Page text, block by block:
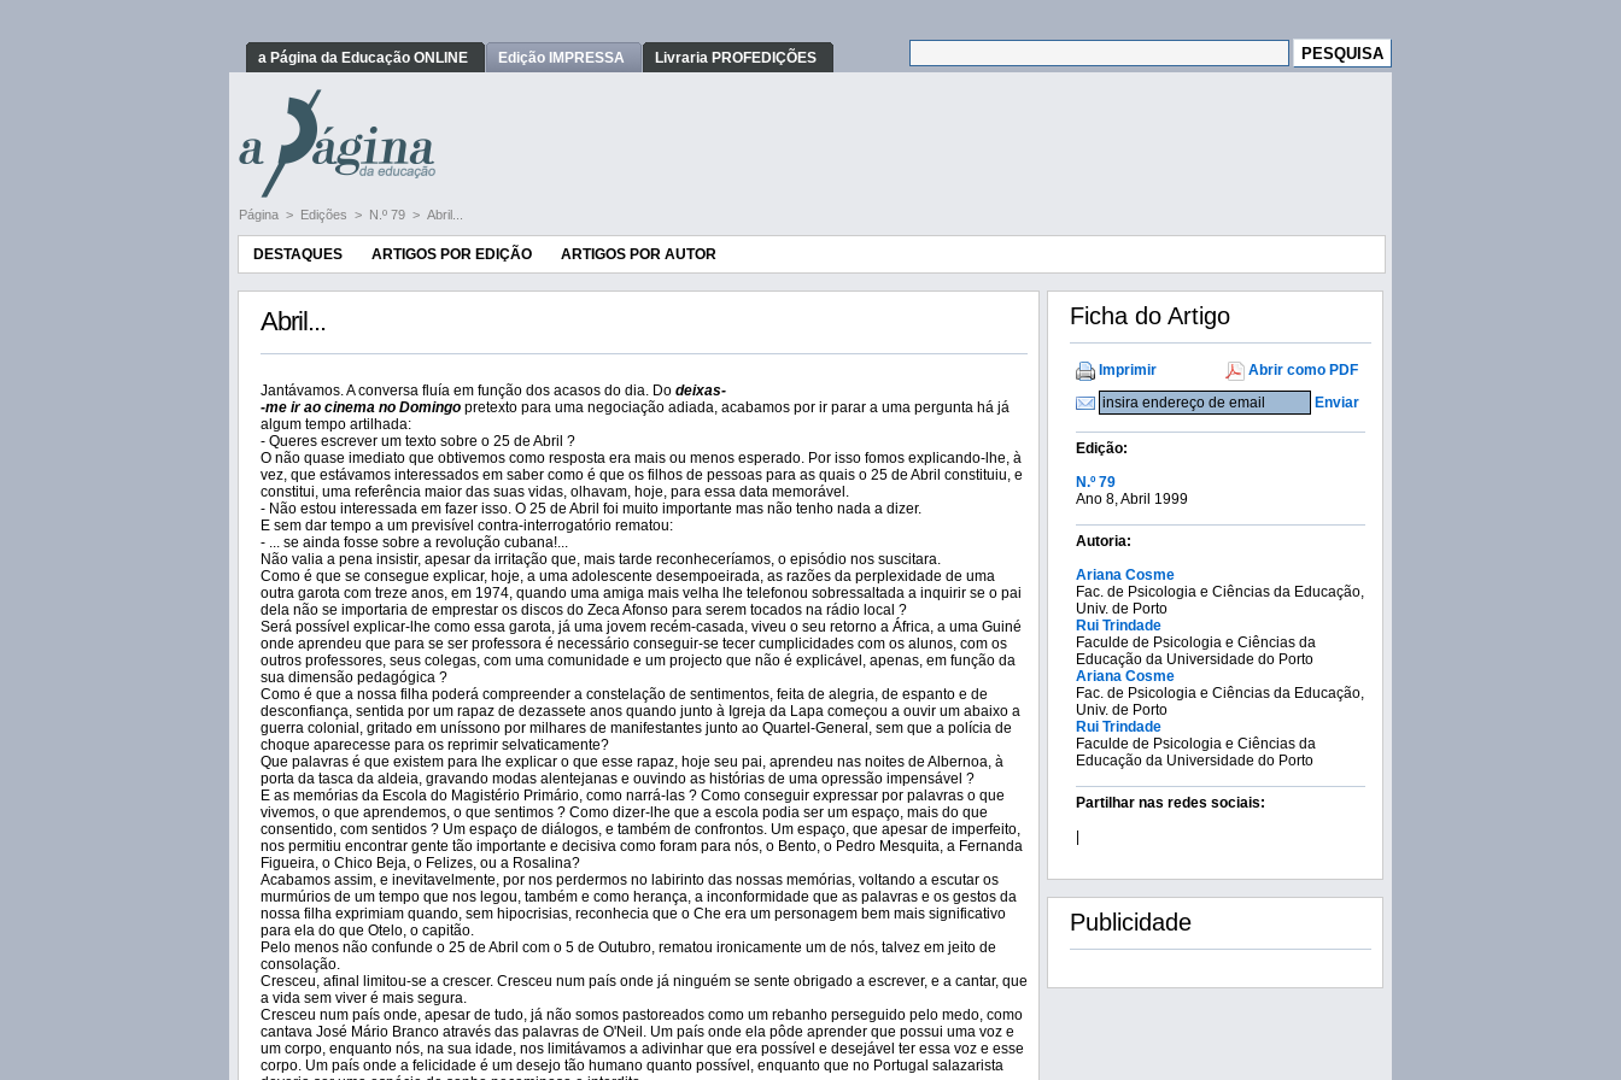
a Página da Educação ONLINE Edição IMPRESSA Livraria PROFEDIÇÕES
Página > Edições > N.º 79 > Abril...
DESTAQUES ARTIGOS POR EDIÇÃO ARTIGOS POR AUTOR
Abril...
Jantávamos. A conversa fluía em função dos acasos do dia. Do deixas-
-me ir ao cinema no Domingo pretexto para uma negociação adiada, acabamos por ir parar a uma pergunta há já
algum tempo artilhada:
- Queres escrever um texto sobre o 25 de Abril ?
O não quase imediato que obtivemos como resposta era mais ou menos esperado. Por isso fomos explicando-lhe, à
vez, que estávamos interessados em saber como é que os filhos de pessoas para as quais o 25 de Abril constituiu, e
constitui, uma referência maior das suas vidas, olhavam, hoje, para essa data memorável.
- Não estou interessada em fazer isso. O 25 de Abril foi muito importante mas não tenho nada a dizer.
E sem dar tempo a um previsível contra-interrogatório rematou:
- ... se ainda fosse sobre a revolução cubana!...
Não valia a pena insistir, apesar da irritação que, mais tarde reconheceríamos, o episódio nos suscitara.
Como é que se consegue explicar, hoje, a uma adolescente desempoeirada, as razões da perplexidade de uma
outra garota com treze anos, em 1974, quando uma amiga mais velha lhe telefonou sobressaltada a inquirir se o pai
dela não se importaria de emprestar os discos do Zeca Afonso para serem tocados na rádio local ?
Será possível explicar-lhe como essa garota, já uma jovem recém-casada, viveu o seu retorno a África, a uma Guiné
onde aprendeu que para se ser professora é necessário conseguir-se tecer cumplicidades com os alunos, com os
outros professores, seus colegas, com uma comunidade e um projecto que não é explicável, apenas, em função da
sua dimensão pedagógica ?
Como é que a nossa filha poderá compreender a constelação de sentimentos, feita de alegria, de espanto e de
desconfiança, sentida por um rapaz de dezassete anos quando junto à Igreja da Lapa começou a ouvir um abaixo a
guerra colonial, gritado em uníssono por milhares de manifestantes junto ao Quartel-General, sem que a polícia de
choque aparecesse para os reprimir selvaticamente?
Que palavras é que existem para lhe explicar o que esse rapaz, hoje seu pai, aprendeu nas noites de Albernoa, à
porta da tasca da aldeia, gravando modas alentejanas e ouvindo as histórias de uma opressão impensável ?
E as memórias da Escola do Magistério Primário, como narrá-las ? Como conseguir expressar por palavras o que
vivemos, o que aprendemos, o que sentimos ? Como dizer-lhe que a escola podia ser um espaço, mais do que
consentido, com sentidos ? Um espaço de diálogos, e também de confrontos. Um espaço, que apesar de imperfeito,
nos permitiu encontrar gente tão importante e decisiva como foram para nós, o Bento, o Pedro Mesquita, a Fernanda
Figueira, o Chico Beja, o Felizes, ou a Rosalina?
Acabamos assim, e inevitavelmente, por nos perdermos no labirinto das nossas memórias, voltando a escutar os
murmúrios de um tempo que nos legou, também e como herança, a inconformidade que as palavras e os gestos da
nossa filha exprimiam quando, sem hipocrisias, reconhecia que o Che era um personagem bem mais significativo
para ela do que Otelo, o capitão.
Pelo menos não confunde o 25 de Abril com o 5 de Outubro, rematou ironicamente um de nós, talvez em jeito de
consolação.
Cresceu, afinal limitou-se a crescer. Cresceu num país onde já ninguém se sente obrigado a escrever, e a cantar, que
a vida sem viver é mais segura.
Cresceu num país onde, apesar de tudo, já não somos pastoreados como um rebanho perseguido pelo medo, como
cantava José Mário Branco através das palavras de O'Neil. Um país onde ela pôde aprender que possui uma voz e
um corpo, enquanto nós, na sua idade, nos limitávamos a adivinhar que era possível e desejável ter essa voz e esse
corpo. Um país onde a felicidade é um desejo tão humano quanto possível, enquanto que no Portugal salazarista
Ficha do Artigo
Imprimir
Abrir como PDF
Enviar
Edição:
N.º 79
Ano 8, Abril 1999
Autoria:
Ariana Cosme
Fac. de Psicologia e Ciências da Educação,
Univ. de Porto
Rui Trindade
Faculde de Psicologia e Ciências da
Educação da Universidade do Porto
Ariana Cosme
Fac. de Psicologia e Ciências da Educação,
Univ. de Porto
Rui Trindade
Faculde de Psicologia e Ciências da
Educação da Universidade do Porto
Partilhar nas redes sociais:
Publicidade